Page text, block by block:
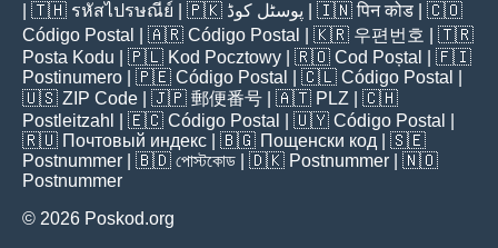
| 🇹🇭 รหัสไปรษณีย์ | 🇵🇰 پوسٹل کوڈ | 🇮🇳पिन कोड | 🇨🇴
Código Postal
| 🇦🇷 Código Postal | 🇰🇷 우편번호
| 🇹🇷
Posta Kodu | 🇵🇱 Kod Pocztowy | 🇷🇴 Cod Poștal
| 🇫🇮
Postinumero | 🇵🇪 Código Postal | 🇨🇱 Código Postal
🇺🇸 ZIP Code | 🇯🇵 郵便番号 | 🇦🇹 PLZ | 🇨🇭
Postleitzahl
| 🇪🇨 Código Postal | 🇺🇾 Código Postal
🇷🇺 Почтовый индекс | 🇧🇬 Пощенски код | 🇸🇪
Postnummer | 🇧🇩 পোস্টকোড | 🇩🇰 Postnummer | 🇳🇴
Postnummer
© 2026 Poskod.org